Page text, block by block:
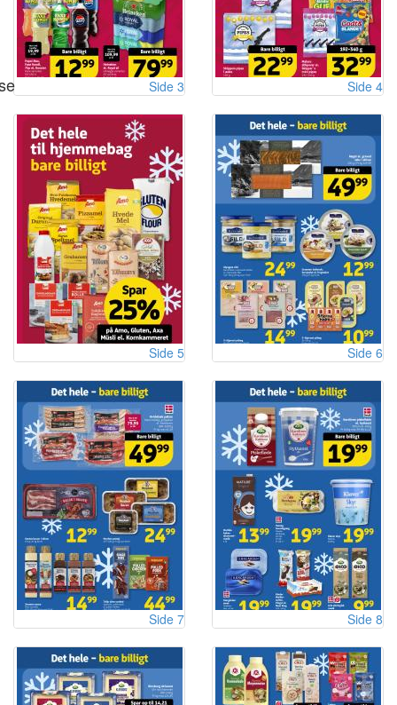
Side 3 Side 4
Side 5 Side 6
Side 7 Side 8